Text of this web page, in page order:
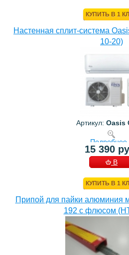
КУПИТЬ В 1
Настенная сплит-система
10-20)
Артикул: Oasis
Подробнее
15 390
В
КУПИТЬ В 1
Припой для пайки алюминия
192 с флюсом